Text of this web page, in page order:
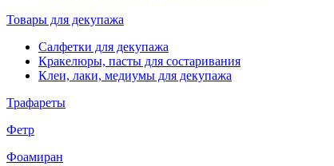
Товары для декупажа
Салфетки для декупажа
Кракелюры, пасты для состаривания
Клеи, лаки, медиумы для декупажа
Трафареты
Фетр
Фоамиран